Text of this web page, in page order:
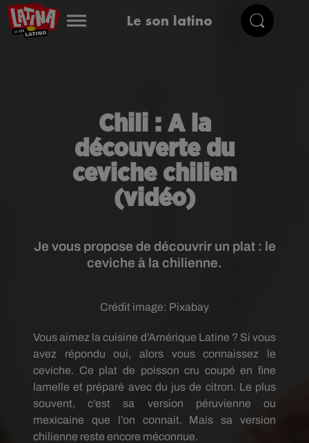
Le son latino
Chili : A la
découverte du
ceviche chilien
(vidéo)
Je vous propose de découvrir un plat : le
ceviche à la chilienne.
Crédit image: Pixabay
Vous aimez la cuisine d’Amérique Latine ? Si vous
avez répondu oui, alors vous connaissez le
ceviche. Ce plat de poisson cru coupé en fine
lamelle et préparé avec du jus de citron. Le plus
souvent, c’est sa version péruvienne ou
mexicaine que l’on connait. Mais sa version
chilienne reste encore méconnue.